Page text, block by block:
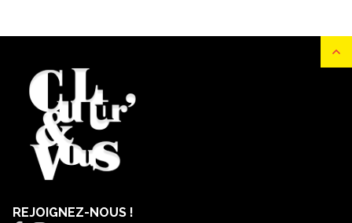
REJOIGNEZ-NOUS !